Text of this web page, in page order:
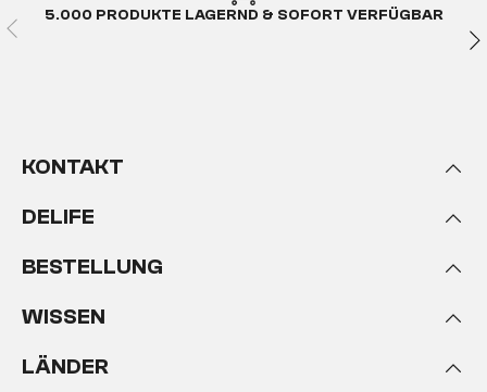
5.000 PRODUKTE LAGERND & SOFORT VERFÜGBAR
KONTAKT
DELIFE
BESTELLUNG
WISSEN
LÄNDER